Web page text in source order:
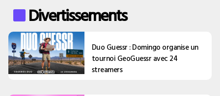
Divertissements
Duo Guessr : Domingo organise un
tournoi GeoGuessr avec 24
streamers